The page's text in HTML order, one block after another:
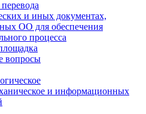
и иных документах,
ОО для обеспечения
процесса
вопросы
и информационных